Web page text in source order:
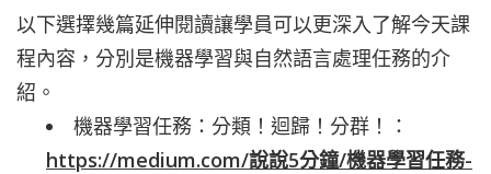
以下選擇幾篇延伸閱讀讓學員可以更深入了解今天課
程內容，分別是機器學習與自然語言處理任務的介
紹。
機器學習任務：分類！迴歸！分群！：
https://medium.com/說說5分鐘/機器學習任務-